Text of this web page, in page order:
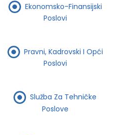
Ekonomsko-Finansijski
Poslovi
Pravni, Kadrovski I Opći
Poslovi
Služba Za Tehničke
Poslove